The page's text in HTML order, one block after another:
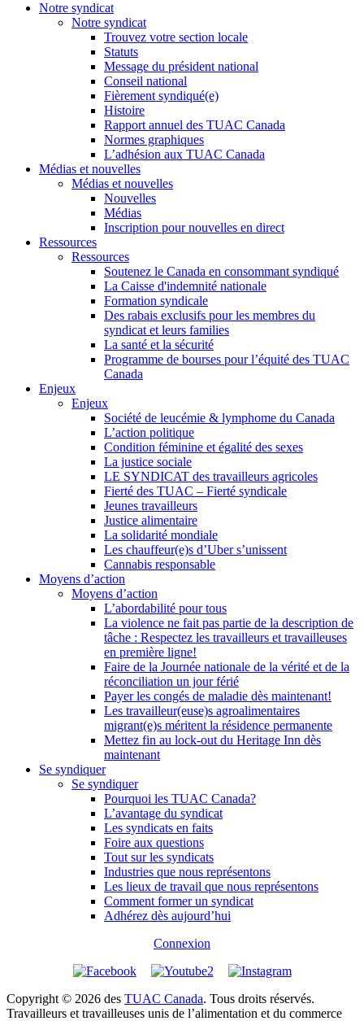
Notre syndicat
Notre syndicat
Trouvez votre section locale
Statuts
Message du président national
Conseil national
Fièrement syndiqué(e)
Histoire
Rapport annuel des TUAC Canada
Normes graphiques
L’adhésion aux TUAC Canada
Médias et nouvelles
Médias et nouvelles
Nouvelles
Médias
Inscription pour nouvelles en direct
Ressources
Ressources
Soutenez le Canada en consommant syndiqué
La Caisse d'indemnité nationale
Formation syndicale
Des rabais exclusifs pour les membres du
syndicat et leurs families
La santé et la sécurité
Programme de bourses pour l’équité des TUAC
Canada
Enjeux
Enjeux
Société de leucémie & lymphome du Canada
L’action politique
Condition féminine et égalité des sexes
La justice sociale
LE SYNDICAT des travailleurs agricoles
Fierté des TUAC – Fierté syndicale
Jeunes travailleurs
Justice alimentaire
La solidarité mondiale
Les chauffeur(e)s d’Uber s’unissent
Cannabis responsable
Moyens d’action
Moyens d’action
L’abordabilité pour tous
La violence ne fait pas partie de la description de
tâche : Respectez les travailleurs et travailleuses
en première ligne!
Faire de la Journée nationale de la vérité et de la
réconciliation un jour férié
Payer les congés de maladie dès maintenant!
Les travailleur(euse)s agroalimentaires
migrant(e)s méritent la résidence permanente
Mettez fin au lock-out du Heritage Inn dès
maintenant
Se syndiquer
Se syndiquer
Pourquoi les TUAC Canada?
L’avantage du syndicat
Les syndicats en faits
Foire aux questions
Tout sur les syndicats
Industries que nous représentons
Les lieux de travail que nous représentons
Comment former un syndicat
Adhérez dès aujourd’hui
Connexion
Copyright © 2026 des TUAC Canada. Tous droits réservés.
Travailleurs et travailleuses unis de l’alimentation et du commerce